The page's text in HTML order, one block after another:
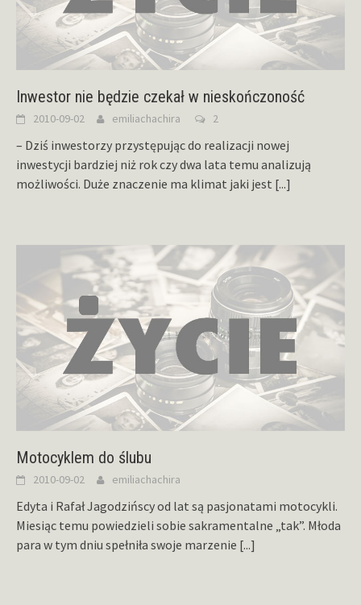
Inwestor nie będzie czekał w nieskończoność
2010-09-02 emiliachachira 2
– Dziś inwestorzy przystępując do realizacji nowej
inwestycji bardziej niż rok czy dwa lata temu analizują
możliwości. Duże znaczenie ma klimat jaki jest [...]
Motocyklem do ślubu
2010-09-02 emiliachachira
Edyta i Rafał Jagodzińscy od lat są pasjonatami motocykli.
Miesiąc temu powiedzieli sobie sakramentalne „tak”. Młoda
para w tym dniu spełniła swoje marzenie [...]